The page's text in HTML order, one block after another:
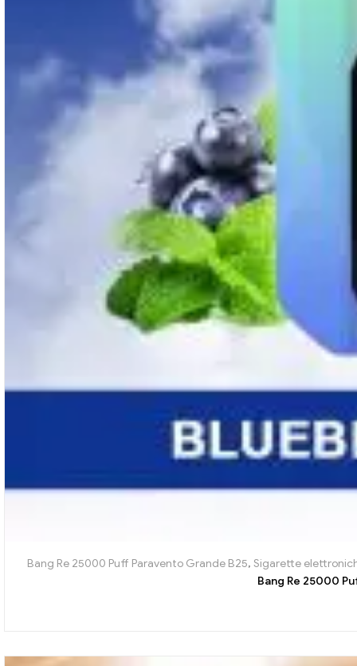
Bang Re 25000 Puff Paravento Grande B25, Sigarette
Bang Re 25000